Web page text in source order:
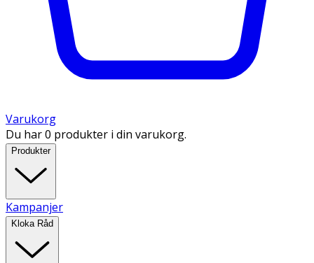
Varukorg
Du har 0 produkter i din varukorg.
Produkter
Kampanjer
Kloka Råd